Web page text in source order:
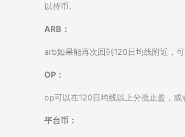
以持币。
ARB：
arb如果能再次回到120日均线附近，
OP：
op可以在120日均线以上分批止盈，或
平台币：